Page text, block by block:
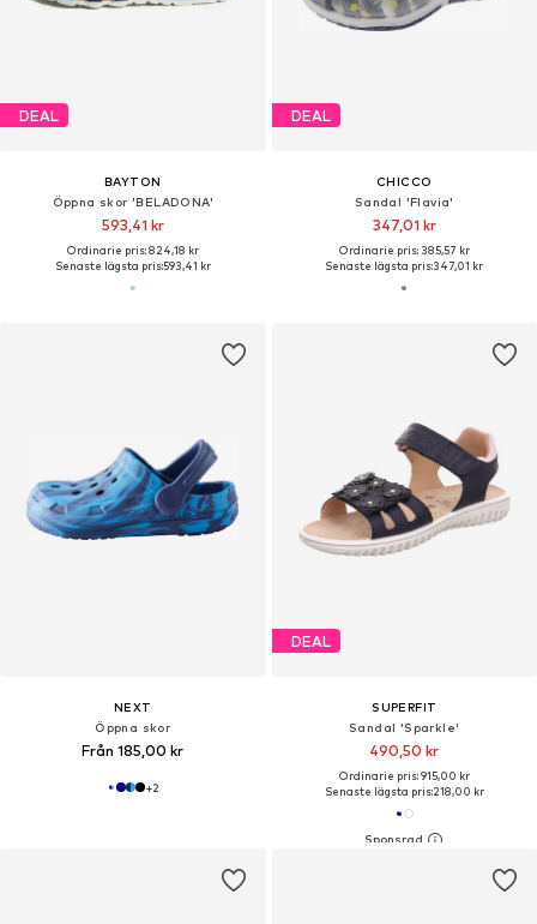
DEAL
BAYTON
Öppna skor 'BELADONA'
593,41 kr
Ordinarie pris: 824,18 kr
Senaste lägsta pris:593,41 kr
DEAL
CHICCO
Sandal 'Flavia'
347,01 kr
Ordinarie pris: 385,57 kr
Senaste lägsta pris:347,01 kr
NEXT
Öppna skor
Från 185,00 kr
+2
DEAL
SUPERFIT
Sandal 'Sparkle'
490,50 kr
Ordinarie pris: 915,00 kr
Senaste lägsta pris:218,00 kr